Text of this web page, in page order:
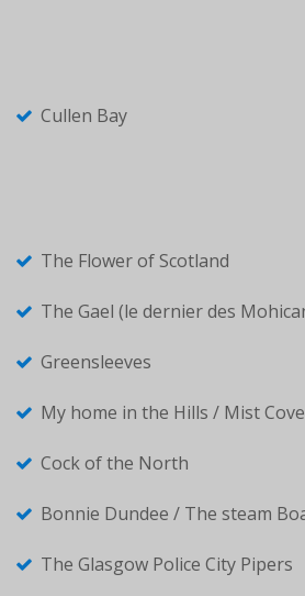
Cullen Bay
The Flower of Scotland
The Gael (le dernier des
Greensleeves
My home in the Hills / Mist
Cock of the North
Bonnie Dundee / The steam
The Glasgow Police City Pipers